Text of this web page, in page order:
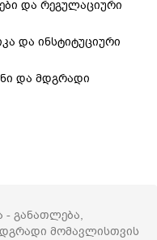
და რეგულაციური
და ინსტიტუციური
და მდგრადი
- განათლება,
მომავლისთვის